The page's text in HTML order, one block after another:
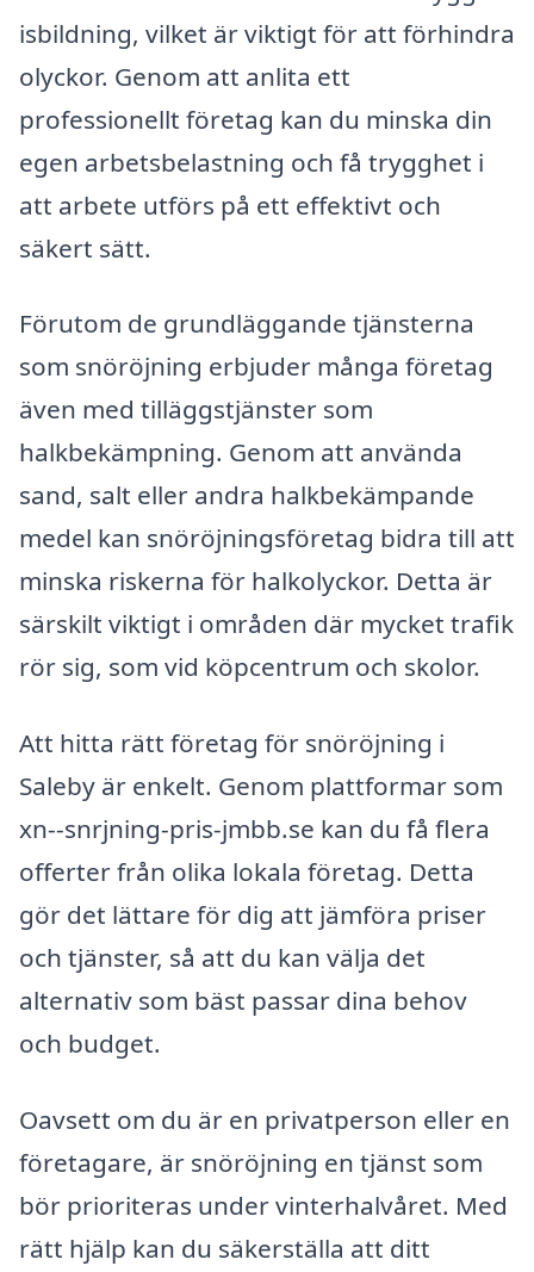
isbildning, vilket är viktigt för att förhindra
olyckor. Genom att anlita ett
professionellt företag kan du minska din
egen arbetsbelastning och få trygghet i
att arbete utförs på ett effektivt och
säkert sätt.
Förutom de grundläggande tjänsterna
som snöröjning erbjuder många företag
även med tilläggstjänster som
halkbekämpning. Genom att använda
sand, salt eller andra halkbekämpande
medel kan snöröjningsföretag bidra till att
minska riskerna för halkolyckor. Detta är
särskilt viktigt i områden där mycket trafik
rör sig, som vid köpcentrum och skolor.
Att hitta rätt företag för snöröjning i
Saleby är enkelt. Genom plattformar som
xn--snrjning-pris-jmbb.se kan du få flera
offerter från olika lokala företag. Detta
gör det lättare för dig att jämföra priser
och tjänster, så att du kan välja det
alternativ som bäst passar dina behov
och budget.
Oavsett om du är en privatperson eller en
företagare, är snöröjning en tjänst som
bör prioriteras under vinterhalvåret. Med
rätt hjälp kan du säkerställa att ditt